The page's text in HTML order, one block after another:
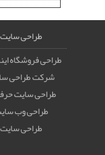
طراحی سایت
طراحی فروشگاه
شرکت طراحی
طراحی سایت
طراحی وب
طراحی سایت